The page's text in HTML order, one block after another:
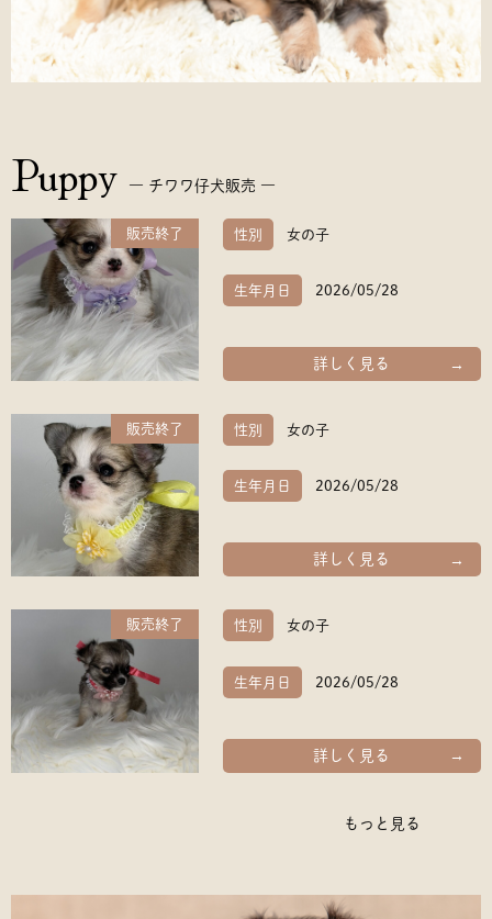
Puppy ― チワワ仔犬販売 ―
販売終了 性別 女の子
生年月日 2026/05/28
詳しく見る
販売終了 性別 女の子
生年月日 2026/05/28
詳しく見る
販売終了 性別 女の子
生年月日 2026/05/28
詳しく見る
もっと見る